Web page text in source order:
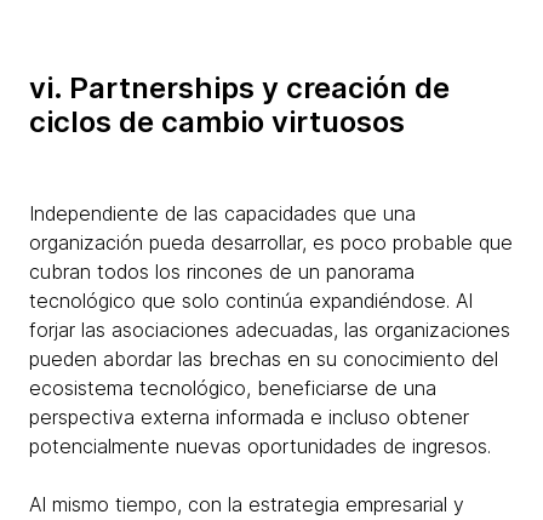
vi. Partnerships y creación de
ciclos de cambio virtuosos
Independiente de las capacidades que una
organización pueda desarrollar, es poco probable que
cubran todos los rincones de un panorama
tecnológico que solo continúa expandiéndose. Al
forjar las asociaciones adecuadas, las organizaciones
pueden abordar las brechas en su conocimiento del
ecosistema tecnológico, beneficiarse de una
perspectiva externa informada e incluso obtener
potencialmente nuevas oportunidades de ingresos.
Al mismo tiempo, con la estrategia empresarial y